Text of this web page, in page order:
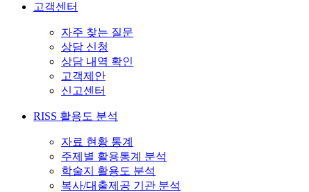
고객센터
자주 찾는 질문
상담 신청
상담 내역 확인
고객제안
신고센터
RISS 활용도 분석
자료 현황 통계
주제별 활용통계 분석
학술지 활용도 분석
복사/대출제공 기관 분석